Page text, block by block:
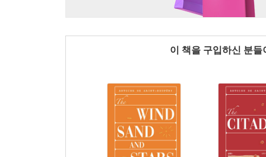
이 책을 구입하신 분